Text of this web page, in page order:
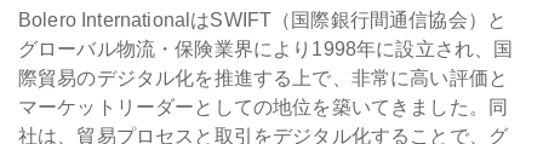
Bolero InternationalはSWIFT（国際銀行間通信協会）と
グローバル物流・保険業界により1998年に設立され、国
際貿易のデジタル化を推進する上で、非常に高い評価と
マーケットリーダーとしての地位を築いてきました。同
社は、貿易プロセスと取引をデジタル化することで、グ